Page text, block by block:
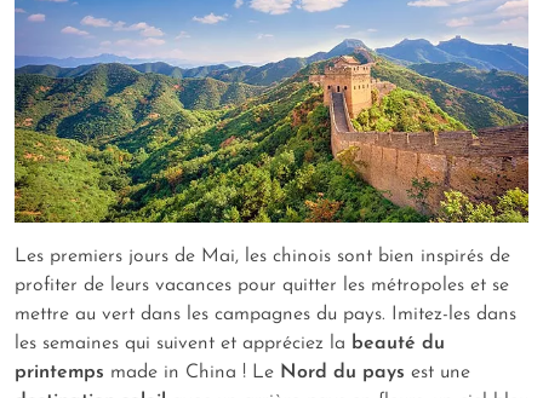
Les premiers jours de Mai, les chinois sont bien inspirés de
profiter de leurs vacances pour quitter les métropoles et se
mettre au vert dans les campagnes du pays. Imitez-les dans
les semaines qui suivent et appréciez la beauté du
printemps made in China ! Le Nord du pays est une